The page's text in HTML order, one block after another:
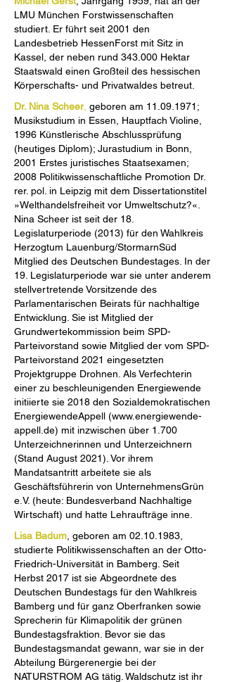
LMU München Forstwissenschaften
studiert. Er führt seit 2001 den
Landesbetrieb HessenForst mit Sitz in
Kassel, der neben rund 343.000 Hektar
Staatswald einen Großteil des hessischen
Körperschafts- und Privatwaldes betreut.
Dr. Nina Scheer, geboren am 11.09.1971 ;
Musikstudium in Essen, Hauptfach Violine,
1996 Künstlerische Abschlussprüfung
(heutiges Diplom); Jurastudium in Bonn,
2001 Erstes juristisches Staatsexamen;
2008 Politikwissenschaftliche Promotion Dr.
rer. pol. in Leipzig mit dem Dissertationstitel
»Welthandelsfreiheit vor Umweltschutz?«.
Nina Scheer ist seit der 18.
Legislaturperiode (2013) für den Wahlkreis
Herzogtum Lauenburg/StormarnSüd
Mitglied des Deutschen Bundestages. In der
19. Legislaturperiode war sie unter anderem
stellvertretende Vorsitzende des
Parlamentarischen Beirats für nachhaltige
Entwicklung. Sie ist Mitglied der
Grundwertekommission beim SPD-
Parteivorstand sowie Mitglied der vom SPD-
Parteivorstand 2021 eingesetzten
Projektgruppe Drohnen. Als Verfechterin
einer zu beschleunigenden Energiewende
initiierte sie 2018 den Sozialdemokratischen
EnergiewendeAppell (www.energiewende-
appell.de) mit inzwischen über 1.700
Unterzeichnerinnen und Unterzeichnern
(Stand August 2021). Vor ihrem
Mandatsantritt arbeitete sie als
Geschäftsführerin von UnternehmensGrün
e.V. (heute: Bundesverband Nachhaltige
Wirtschaft) und hatte Lehraufträge inne.
Lisa Badum , geboren am 02.10.1983
studierte Politikwissenschaften an der Otto-
Friedrich-Universität in Bamberg. Seit
Herbst 2017 ist sie Abgeordnete des
Deutschen Bundestags für den Wahlkreis
Bamberg und für ganz Oberfranken sowie
Sprecherin für Klimapolitik der grünen
Bundestagsfraktion. Bevor sie das
Bundestagsmandat gewann, war sie in der
Abteilung Bürgerenergie bei der
NATURSTROM AG tätig. Waldschutz ist ihr